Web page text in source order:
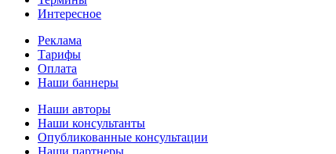
Интересное
Реклама
Тарифы
Оплата
Наши баннеры
Наши авторы
Наши консультанты
Опубликованные консультации